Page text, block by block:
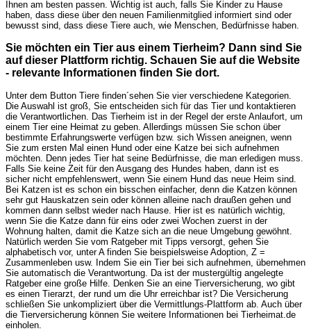
Ihnen am besten passen. Wichtig ist auch, falls Sie Kinder zu Hause
haben, dass diese über den neuen Familienmitglied informiert sind oder
bewusst sind, dass diese Tiere auch, wie Menschen, Bedürfnisse haben.
Sie möchten ein Tier aus einem Tierheim? Dann sind Sie
auf dieser Plattform richtig. Schauen Sie auf die Website
- relevante Informationen finden Sie dort.
Unter dem Button Tiere finden´sehen Sie vier verschiedene Kategorien.
Die Auswahl ist groß, Sie entscheiden sich für das Tier und kontaktieren
die Verantwortlichen. Das Tierheim ist in der Regel der erste Anlaufort, um
einem Tier eine Heimat zu geben. Allerdings müssen Sie schon über
bestimmte Erfahrungswerte verfügen bzw. sich Wissen aneignen, wenn
Sie zum ersten Mal einen Hund oder eine Katze bei sich aufnehmen
möchten. Denn jedes Tier hat seine Bedürfnisse, die man erledigen muss.
Falls Sie keine Zeit für den Ausgang des Hundes haben, dann ist es
sicher nicht empfehlenswert, wenn Sie einem Hund das neue Heim sind.
Bei Katzen ist es schon ein bisschen einfacher, denn die Katzen können
sehr gut Hauskatzen sein oder können alleine nach draußen gehen und
kommen dann selbst wieder nach Hause. Hier ist es natürlich wichtig,
wenn Sie die Katze dann für eins oder zwei Wochen zuerst in der
Wohnung halten, damit die Katze sich an die neue Umgebung gewöhnt.
Natürlich werden Sie vom Ratgeber mit Tipps versorgt, gehen Sie
alphabetisch vor, unter A finden Sie beispielsweise Adoption, Z =
Zusammenleben usw. Indem Sie ein Tier bei sich aufnehmen, übernehmen
Sie automatisch die Verantwortung. Da ist der mustergültig angelegte
Ratgeber eine große Hilfe. Denken Sie an eine Tierversicherung, wo gibt
es einen Tierarzt, der rund um die Uhr erreichbar ist? Die Versicherung
schließen Sie unkompliziert über die Vermittlungs-Plattform ab. Auch über
die Tierversicherung können Sie weitere Informationen bei Tierheimat.de
einholen.